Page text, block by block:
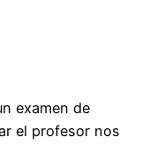
examen de
el profesor nos